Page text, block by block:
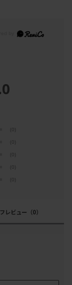
(0)
(0)
(0)
(0)
(0)
レビュー （0）